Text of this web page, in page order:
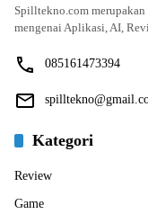
Spilltekno.com
mengenai Aplikasi, AI,
085161473394
Kategori
Review
Game